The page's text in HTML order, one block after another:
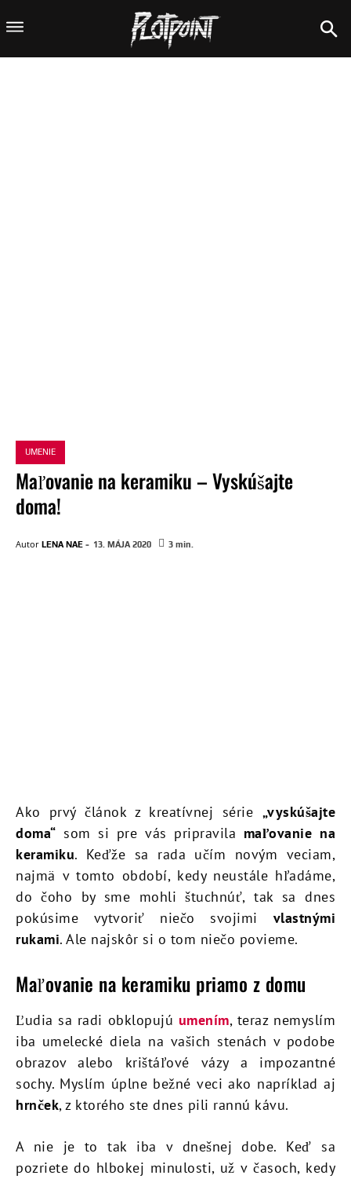
UMENIE
Maľovanie na keramiku – Vyskúšajte
doma!
Autor LENA NAE - 13. MÁJA 2020 3 min.
Ako prvý článok z kreatívnej série „vyskúšajte
doma“ som si pre vás pripravila maľovanie na
keramiku. Keďže sa rada učím novým veciam,
najmä v tomto období, kedy neustále hľadáme,
do čoho by sme mohli štuchnúť, tak sa dnes
pokúsime vytvoriť niečo svojimi vlastnými
rukami. Ale najskôr si o tom niečo povieme.
Maľovanie na keramiku priamo z domu
Ľudia sa radi obklopujú umením, teraz nemyslím
iba umelecké diela na vašich stenách v podobe
obrazov alebo krištáľové vázy a impozantné
sochy. Myslím úplne bežné veci ako napríklad aj
hrnček, z ktorého ste dnes pili rannú kávu.
A nie je to tak iba v dnešnej dobe. Keď sa
pozriete do hlbokej minulosti, už v časoch, kedy